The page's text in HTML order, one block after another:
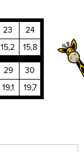
23
24
15,2
15,8
29
30
19,1
19,7